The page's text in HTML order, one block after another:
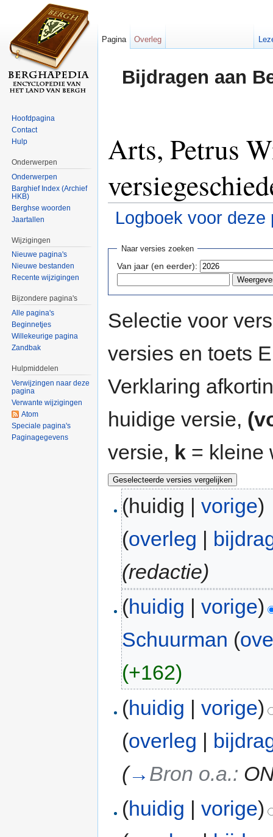
Bijdragen aan
Arts, Petrus
Logboek voor deze
Naar versies zoeken
Van jaar (en eerder):
Selectie voor
versies en toets
Verklaring
huidige versie,
versie, k = kleine
(huidig |vorige)
(overleg |
(redactie)
(huidig |vorige)
Schuurman (
(+162)
(huidig |vorige)
(overleg |
(→ Bron o.a.:
(huidig |vorige)
Pagina Overleg
Hoofdpagina
Contact
Hulp
Onderwerpen
Onderwerpen
Barghief Index (Archief
HKB)
Berghse woorden
Jaartallen
Wijzigingen
Nieuwe pagina's
Nieuwe bestanden
Recente wijzigingen
Bijzondere pagina's
Alle pagina's
Beginnetjes
Willekeurige pagina
Zandbak
Hulpmiddelen
Verwijzingen naar deze
pagina
Verwante wijzigingen
Atom
Speciale pagina's
Paginagegevens